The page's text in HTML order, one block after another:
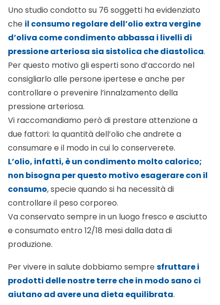
Uno studio condotto su 76 soggetti ha evidenziato
che il consumo regolare dell’olio extra vergine
d’oliva come condimento abbassa i livelli di
pressione arteriosa sia sistolica che diastolica.
Per questo motivo gli esperti sono d’accordo nel
consigliarlo alle persone ipertese e anche per
controllare o prevenire l’innalzamento della
pressione arteriosa.
Vi raccomandiamo però di prestare attenzione a
due fattori: la quantità dell’olio che andrete a
consumare e il modo in cui lo conserverete.
L’olio, infatti, è un condimento molto calorico;
non bisogna per questo motivo esagerare con il
consumo, specie quando si ha necessità di
controllare il peso corporeo.
Va conservato sempre in un luogo fresco e asciutto
e consumato entro 12/18 mesi dalla data di
produzione.
Per vivere in salute dobbiamo sempre sfruttare i
prodotti delle nostre terre che in modo sano ci
aiutano ad avere una dieta equilibrata.